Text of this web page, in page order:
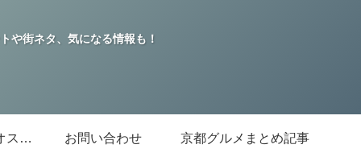
や街ネタ、気になる情報も！
グッチジャパン的オススメ店 お問い合わせ 京都グルメまとめ記事